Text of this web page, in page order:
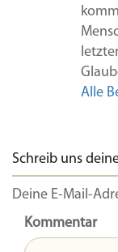
Alle
Schreib uns
Deine E-Mail-
Kommentar